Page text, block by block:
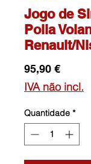
Jogo de
Polia
Renault/
95,90 €Preço
IVA não incl.
Quantidade *